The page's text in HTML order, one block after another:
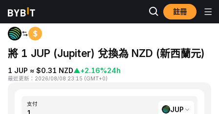
註冊
首頁 JUP to NZD
將 1 JUP (Jupiter) 兌換為 NZD (新西蘭元)
1 JUP ≈ $0.31 NZD▲+2.16%24h
最近更新 ： 2026/08/08 23:15 (GMT+0)
支付
JUP